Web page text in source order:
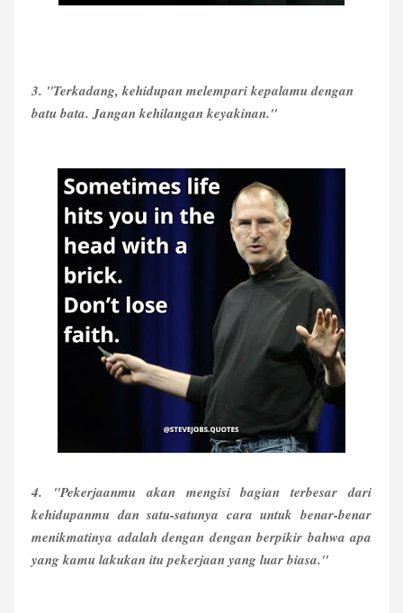
3. "Terkadang, kehidupan melempari kepalamu dengan
batu bata. Jangan kehilangan keyakinan."
4. "Pekerjaanmu akan mengisi bagian terbesar dari
kehidupanmu dan satu-satunya cara untuk benar-benar
menikmatinya adalah dengan dengan berpikir bahwa apa
yang kamu lakukan itu pekerjaan yang luar biasa."